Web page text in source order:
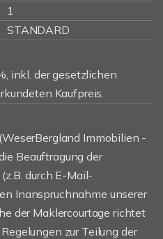
1
STANDARD
inkl. der gesetzlichen
Kaufpreis.
Immobilien -
Beauftragung der
durch E-Mail-
Inanspruchnahme unserer
der Maklercourtage richtet
zur Teilung der